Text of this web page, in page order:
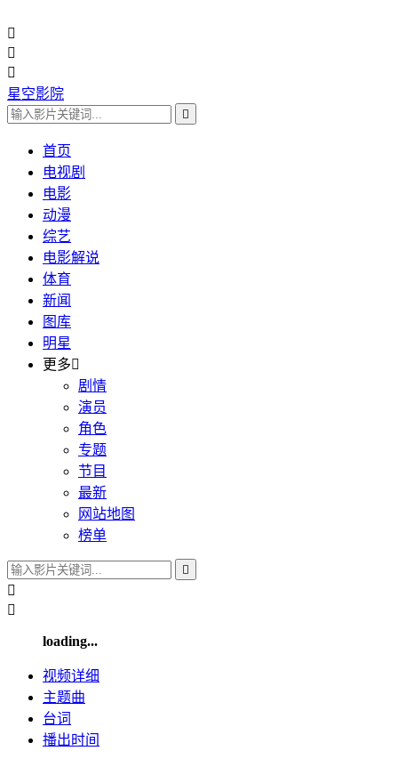



星空影院

首页
电视剧
电影
动漫
综艺
电影解说
体育
新闻
图库
明星
更多
剧情
演员
角色
专题
节目
最新
网站地图
榜单



loading...
视频详细
主题曲
台词
播出时间